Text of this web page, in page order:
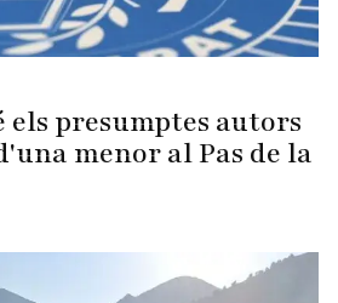
els presumptes autors
menor al Pas de la